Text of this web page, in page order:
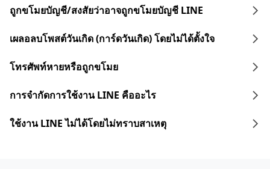
ถูกขโมยบัญชี/สงสัยว่าอาจถูกขโมยบัญชี LINE
เผลอลบโพสต์วันเกิด (การ์ดวันเกิด) โดยไม่ได้ตั้งใจ
โทรศัพท์หายหรือถูกขโมย
การจำกัดการใช้งาน LINE คืออะไร
ใช้งาน LINE ไม่ได้โดยไม่ทราบสาเหตุ